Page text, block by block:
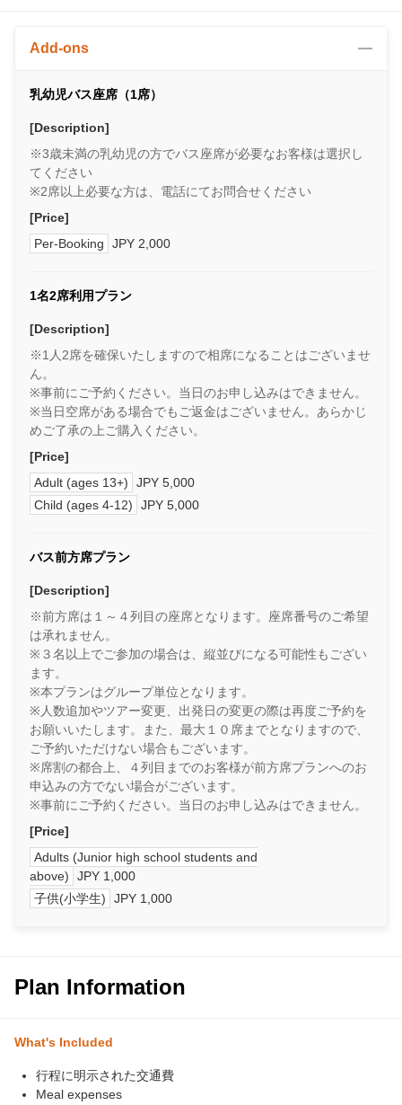
Add-ons
乳幼児バス座席（1席）
[Description]
※3歳未満の乳幼児の方でバス座席が必要なお客様は選択し
てください
※2席以上必要な方は、電話にてお問合せください
[Price]
Per-Booking
JPY 2,000
1名2席利用プラン
[Description]
※1人2席を確保いたしますので相席になることはございませ
ん。
※事前にご予約ください。当日のお申し込みはできません。
※当日空席がある場合でもご返金はございません。あらかじ
めご了承の上ご購入ください。
[Price]
Adult (ages 13+)
JPY 5,000
Child (ages 4-12)
JPY 5,000
バス前方席プラン
[Description]
※前方席は１～４列目の座席となります。座席番号のご希望
は承れません。
※３名以上でご参加の場合は、縦並びになる可能性もござい
ます。
※本プランはグループ単位となります。
※人数追加やツアー変更、出発日の変更の際は再度ご予約を
お願いいたします。また、最大１０席までとなりますので、
ご予約いただけない場合もございます。
※席割の都合上、４列目までのお客様が前方席プランへのお
申込みの方でない場合がございます。
※事前にご予約ください。当日のお申し込みはできません。
[Price]
Adults (Junior high school students and
above)
JPY 1,000
子供(小学生)
JPY 1,000
Plan Information
What's Included
行程に明示された交通費
Meal expenses